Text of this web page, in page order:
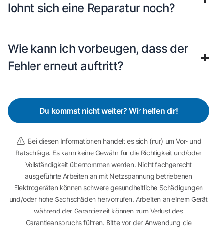
lohnt sich eine Reparatur noch?
Wie kann ich vorbeugen, dass der
Fehler erneut auftritt?
Du kommst nicht weiter? Wir helfen dir!
Bei diesen Informationen handelt es sich (nur) um Vor- und
Ratschläge. Es kann keine Gewähr für die Richtigkeit und/oder
Vollständigkeit übernommen werden. Nicht fachgerecht
ausgeführte Arbeiten an mit Netzspannung betriebenen
Elektrogeräten können schwere gesundheitliche Schädigungen
und/oder hohe Sachschäden hervorrufen. Arbeiten an einem Gerät
während der Garantiezeit können zum Verlust des
Garantieanspruchs führen. Bitte vor der Anwendung die